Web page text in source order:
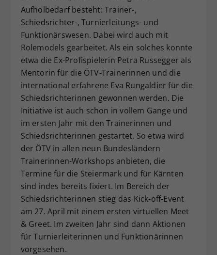
Aufholbedarf besteht: Trainer-,
Schiedsrichter-, Turnierleitungs- und
Funktionärswesen. Dabei wird auch mit
Rolemodels gearbeitet. Als ein solches konnte
etwa die Ex-Profispielerin Petra Russegger als
Mentorin für die ÖTV-Trainerinnen und die
international erfahrene Eva Rungaldier für die
Schiedsrichterinnen gewonnen werden. Die
Initiative ist auch schon in vollem Gange und
im ersten Jahr mit den Trainerinnen und
Schiedsrichterinnen gestartet. So etwa wird
der ÖTV in allen neun Bundesländern
Trainerinnen-Workshops anbieten, die
Termine für die Steiermark und für Kärnten
sind indes bereits fixiert. Im Bereich der
Schiedsrichterinnen stieg das Kick-off-Event
am 27. April mit einem ersten virtuellen Meet
& Greet. Im zweiten Jahr sind dann Aktionen
für Turnierleiterinnen und Funktionärinnen
vorgesehen.